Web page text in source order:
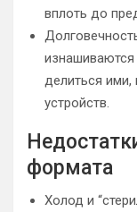
вплоть до
изнашиваются
делиться ими,
устройств.
формата
Холод и